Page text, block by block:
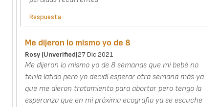
Respuesta
Me dijeron lo mismo yo de 8
Rosy (unverified)27 Dic 2021
Me dijeron lo mismo yo de 8 semanas que mi bebé no
tenía latido pero yo decidí esperar otra semana más ya
que me dieron tratamiento para abortar pero tengo la
esperanza que en mi próxima ecografia ya se escuche